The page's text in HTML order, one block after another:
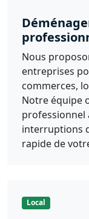
Nous
entreprises
commerces,
Notre équipe
professionnel
interruptions
rapide de
Local